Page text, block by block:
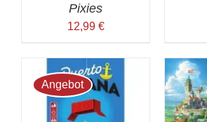
Pixies
12,99 €
Angebot